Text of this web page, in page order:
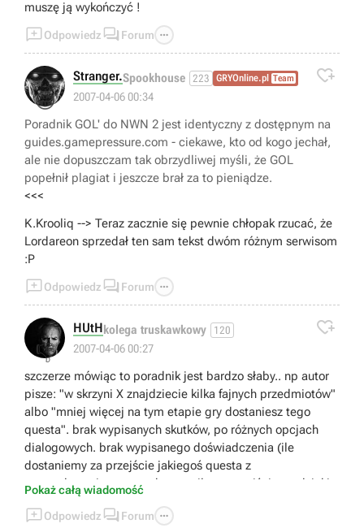
muszę ją wykończyć !
Odpowiedz  Forum 
😁
Stranger.Spookhouse 223 GRYOnline.pl Team
2007-04-06 00:34

Poradnik GOL' do NWN 2 jest identyczny z dostępnym na
guides.gamepressure.com - ciekawe, kto od kogo jechał,
ale nie dopuszczam tak obrzydliwej myśli, że GOL
popełnił plagiat i jeszcze brał za to pieniądze.
<<<
K.Krooliq --> Teraz zacznie się pewnie chłopak rzucać, że
Lordareon sprzedał ten sam tekst dwóm różnym serwisom
:P
Odpowiedz  Forum 
👎
HUtHkolega truskawkowy 120
2007-04-06 00:27

szczerze mówiąc to poradnik jest bardzo słaby.. np autor
pisze: "w skrzyni X znajdziecie kilka fajnych przedmiotów"
albo "mniej więcej na tym etapie gry dostaniesz tego
questa". brak wypisanych skutków, po różnych opcjach
dialogowych. brak wypisanego doświadczenia (ile
dostaniemy za przejście jakiegoś questa z
wymordowaniem wszystkego, a ile za przejście go dzięki
dyplomatycznych umiejętności postaci). brak wypisanych
przedmiotów unikalnych, które znajdziemy przy ciałach
Pokaż całą wiadomość
Odpowiedz  Forum 